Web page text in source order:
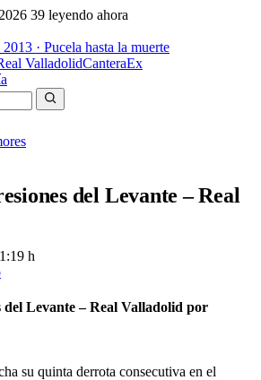
39 leyendo ahora
· Pucela hasta la muerte
ValladolidCanteraEx
del Levante – Real
h
del Levante – Real Valladolid por
su quinta derrota consecutiva en el